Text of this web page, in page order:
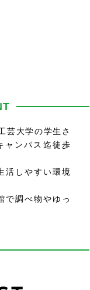
芸大学の学生さ
ャンパス迄徒歩
活しやすい環境
で調べ物やゆっ